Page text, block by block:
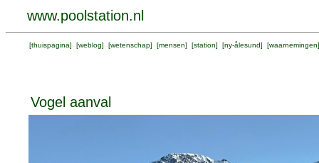
www.poolstation.nl
[thuispagina] [weblog] [wetenschap] [mensen] [station] [ny-ålesund] [waarnemingen
Vogel aanval